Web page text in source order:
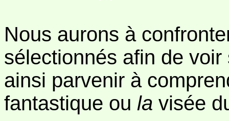
Nous aurons à
sélectionnés afin de
ainsi parvenir à
fantastique ou la visée